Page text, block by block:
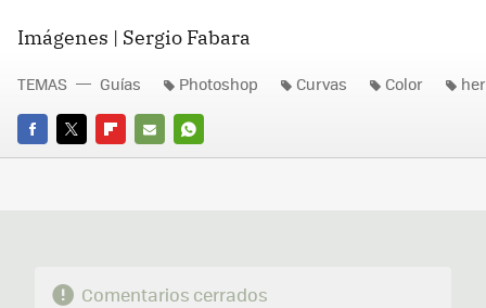
Imágenes | Sergio Fabara
FACEBOOK
TWITTERFLIPBOARD
E-
WHATSAPP
TEMAS Guías Photoshop Curvas Color
Comentarios cerrados